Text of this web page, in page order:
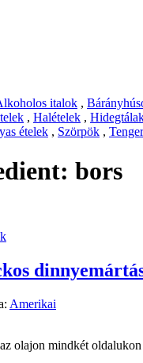
italok ,
, Halételek ,
ételek , Szörpök ,
bors
Amerikai
olajon mindkét